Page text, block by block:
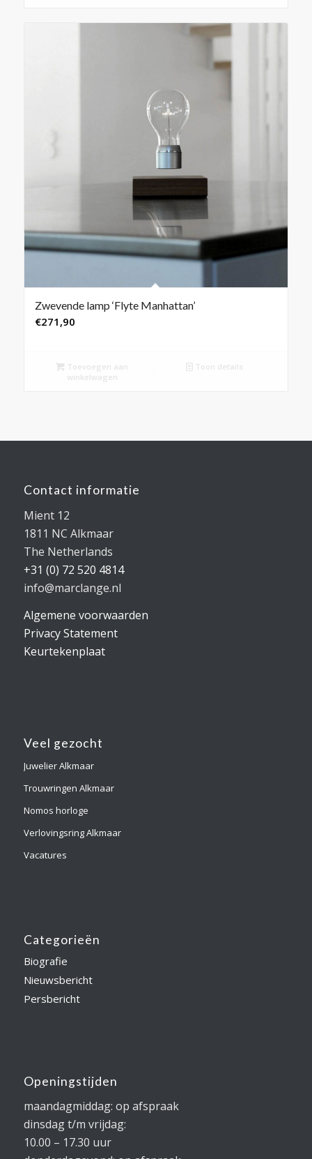
Zwevende lamp ‘Flyte Manhattan’
€271,90
Toevoegen aan
winkelwagen
Toon details
Contact informatie
Mient 12
1811 NC Alkmaar
The Netherlands
+31 (0) 72 520 4814
info@marclange.nl
Algemene voorwaarden
Privacy Statement
Keurtekenplaat
Veel gezocht
Juwelier Alkmaar
Trouwringen Alkmaar
Nomos horloge
Verlovingsring Alkmaar
Vacatures
Categorieën
Biografie
Nieuwsbericht
Persbericht
Openingstijden
maandagmiddag: op afspraak
dinsdag t/m vrijdag:
10.00 – 17.30 uur